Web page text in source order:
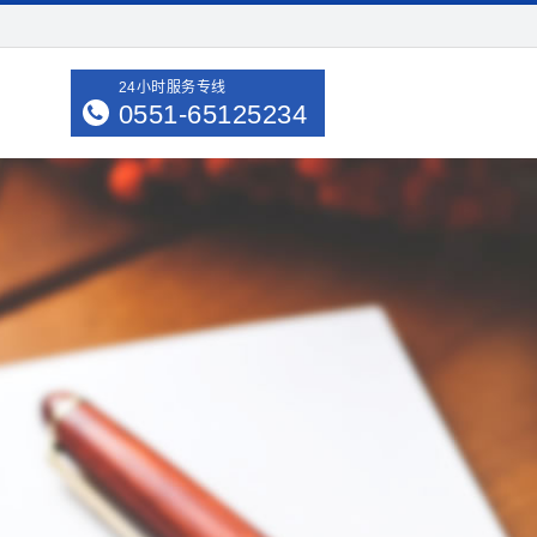
24小时服务专线
0551-65125234